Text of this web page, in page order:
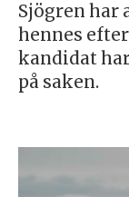
Sjögren har
hennes
kandidat
på saken.